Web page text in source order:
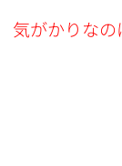
気がかりな